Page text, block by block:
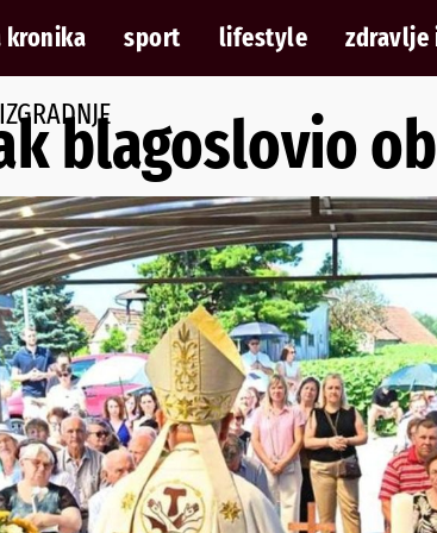
kronika sport lifestyle zdravlje
blagoslovio